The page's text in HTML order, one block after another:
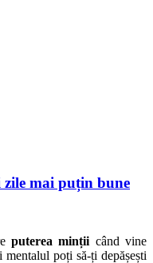
zile mai puțin bune
puterea minții când vine
poți să-ți depășești